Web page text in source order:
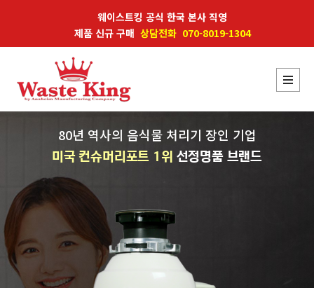
웨이스트킹 공식 한국 본사 직영
제품 신규 구매 상담전화 070-8019-1304
80년 역사의 음식물 처리기 장인 기업
미국 컨슈머리포트 1위 선정명품 브랜드